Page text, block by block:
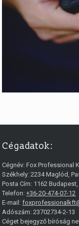
Cégadatok:
Cégnév:Fox Professional
Székhely:2234 Maglód,
Posta Cím: 1162
Telefon:+36-20-474-07-12
E-mail:
Adószám: 23702734-2-13
Céget bejegyző bíróság